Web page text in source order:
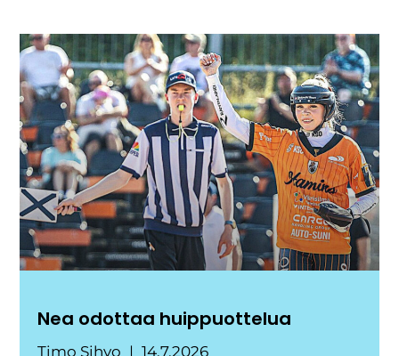
Nea odottaa huippuottelua
Timo Sihvo 14.7.2026